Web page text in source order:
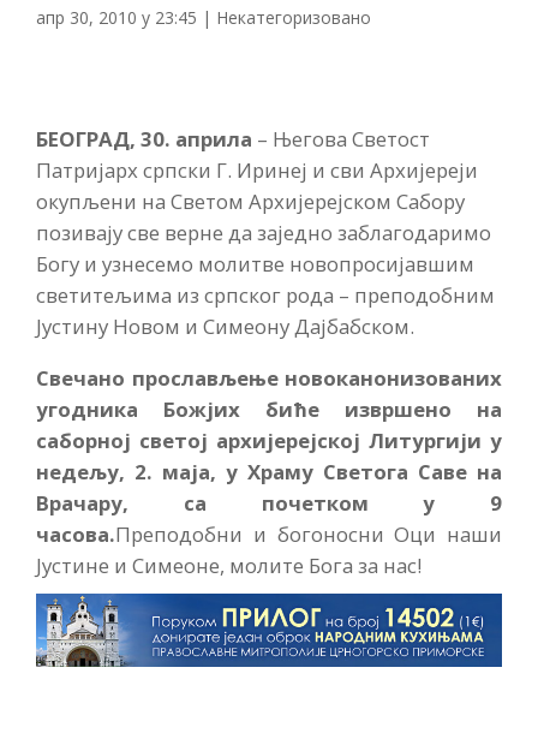
апр 30, 2010 у 23:45 | Некатегоризовано
БЕОГРАД, 30. априла – Његова Светост
Патријарх српски Г. Иринеј и сви Архијереји
окупљени на Светом Архијерејском Сабору
позивају све верне да заједно заблагодаримо
Богу и узнесемо молитве новопросијавшим
светитељима из српског рода – преподобним
Јустину Новом и Симеону Дајбабском.
Свечано прослављење новоканонизованих
угодника Божјих биће извршено на
саборној светој архијерејској Литургији у
недељу, 2. маја, у Храму Светога Саве на
Врачару, са почетком у 9
часова.Преподобни и богоносни Оци наши
Јустине и Симеоне, молите Бога за нас!